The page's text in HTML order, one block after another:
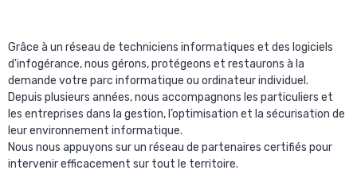
Grâce à un réseau de techniciens informatiques et des logiciels
d'infogérance, nous gérons, protégeons et restaurons à la
demande votre parc informatique ou ordinateur individuel.
Depuis plusieurs années, nous accompagnons les particuliers et
les entreprises dans la gestion, l’optimisation et la sécurisation de
leur environnement informatique.
Nous nous appuyons sur un réseau de partenaires certifiés pour
intervenir efficacement sur tout le territoire.